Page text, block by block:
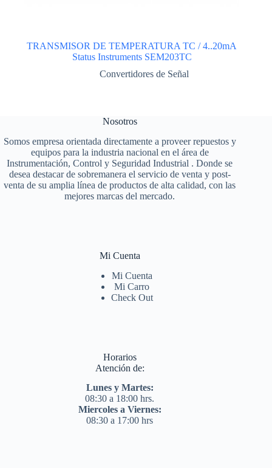
TRANSMISOR DE TEMPERATURA TC / 4..20mA
Status Instruments SEM203TC
Convertidores de Señal
Nosotros
Somos empresa orientada directamente a proveer repuestos y
equipos para la industria nacional en el área de
Instrumentación, Control y Seguridad Industrial . Donde se
desea destacar de sobremanera el servicio de venta y post-
venta de su amplia línea de productos de alta calidad, con las
mejores marcas del mercado.
Mi Cuenta
Mi Cuenta
Mi Carro
Check Out
Horarios
Atención de:
Lunes y Martes:
08:30 a 18:00 hrs.
Miercoles a Viernes:
08:30 a 17:00 hrs